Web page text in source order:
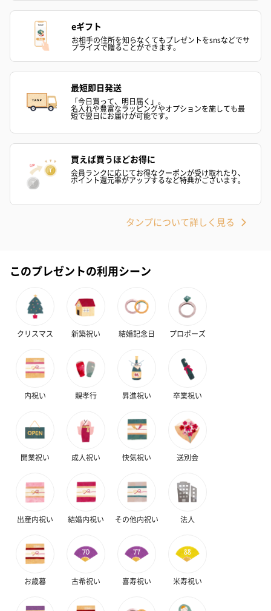
ひとつで完成！おまとめギフトセット
バイヤーがシーン・テーマ・デザインを厳選し、2〜4点の雑貨を
センス良くコーディネート。
迷う手間なく、開けた瞬間喜ばれる洗練された贈り物が、これひ
とつで完成します。クリスマス、誕生日、お礼などのシーンへ。
「ありがとう」を贈る、ミモ
感謝を伝える、タオルベアと
バスソルトセット（1,111円）
出産祝いちょい足しギフト
しいギフトオプションをご用意いたしました。
商品と同梱してお届けいたします。
絵本&うさぎ（ピンク）
（2,702円）
ノンカフェインフルー
ツティー（562円）
ベビーグッズ
赤ちゃん向けのアイテムをご用意しました。
eギフト
お相手の住所を知らなくてもプレゼントをsnsなどでサ
プライズで贈ることができます。
最短即日発送
「今日買って、明日届く」。
名入れや豊富なラッピングやオプションを施しても最
短で翌日にお届けが可能です。
買えば買うほどお得に
会員ランクに応じてお得なクーポンが受け取れたり、
ポイント還元率がアップするなど特典がございます。
タンプについて詳しく見る
このプレゼントの利用シーン
クリスマス 新築祝い 結婚記念日 プロポーズ
内祝い 親孝行 昇進祝い 卒業祝い
開業祝い 成人祝い 快気祝い 送別会
出産内祝い 結婚内祝い その他内祝い 法人
お歳暮 古希祝い 喜寿祝い 米寿祝い